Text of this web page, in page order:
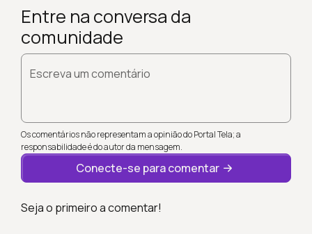
Entre na conversa da
comunidade
Escreva um comentário
Os comentários não representam a opinião do Portal Tela; a
responsabilidade é do autor da mensagem.
Conecte-se para comentar
Seja o primeiro a comentar!